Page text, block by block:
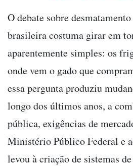
O debate sobre
brasileira costuma girar em
aparentemente simples: os
onde vem o gado que
essa pergunta produziu
longo dos últimos anos, a
pública, exigências de
Ministério Público Federal e
levou à criação de sistemas